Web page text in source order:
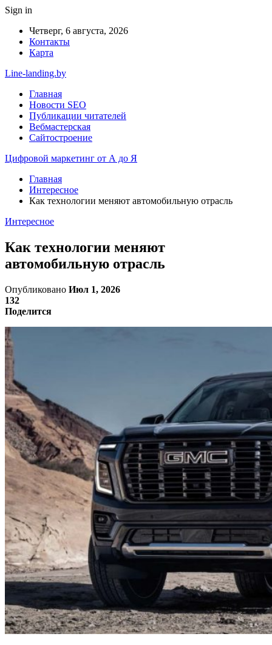
Sign in
Четверг, 6 августа, 2026
Контакты
Карта
Line-landing.by
Главная
Новости SEO
Публикации читателей
Вебмастерская
Сайтостроение
Цифровой маркетинг от А до Я
Главная
Интересное
Как технологии меняют автомобильную отрасль
Интересное
Как технологии меняют
автомобильную отрасль
Опубликовано Июл 1, 2026
132
Поделится